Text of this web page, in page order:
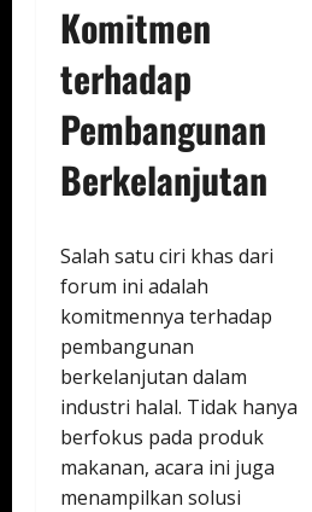
Komitmen
terhadap
Pembangunan
Berkelanjutan
Salah satu ciri khas dari
forum ini adalah
komitmennya terhadap
pembangunan
berkelanjutan dalam
industri halal. Tidak hanya
berfokus pada produk
makanan, acara ini juga
menampilkan solusi